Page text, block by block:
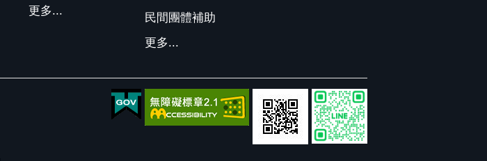
更多...
民間團體補助
更多...